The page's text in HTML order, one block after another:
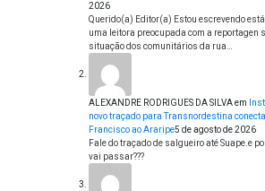
2026
Querido(a) Editor(a) Estou escrevendo
uma leitora preocupada com a reportagen
situação dos comunitários da rua…
ALEXANDRE RODRIGUES DA SILVAem
novo traçado para Transnordestina
Francisco ao Araripe5 de agosto de 2026
Fale do traçado de salgueiro até Suape.e
vai passar???